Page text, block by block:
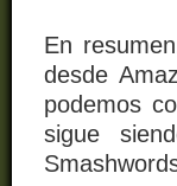
En
desde
podemos
sigue